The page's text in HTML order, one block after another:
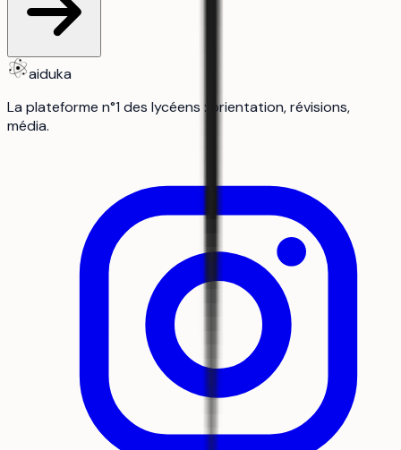
aiduka
La plateforme n°1 des lycéens : orientation, révisions,
média.